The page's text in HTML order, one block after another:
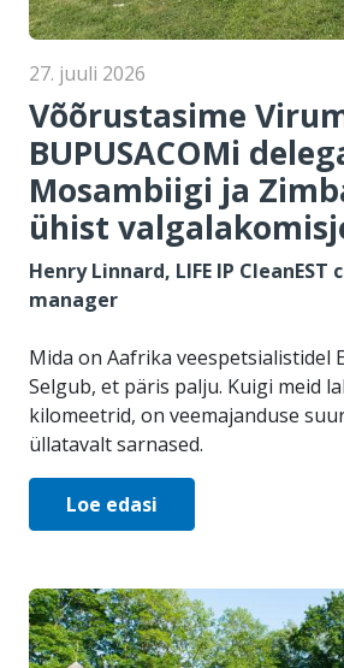
27. juuli 2026
Võõrustasime
BUPUSACOMi
Mosambiigi ja
ühist
Henry Linnard, LIFE IP
manager
Mida on Aafrika veespetsialistidel
Selgub, et päris palju. Kuigi meid
kilomeetrid, on veemajanduse
üllatavalt sarnased.
Loe edasi